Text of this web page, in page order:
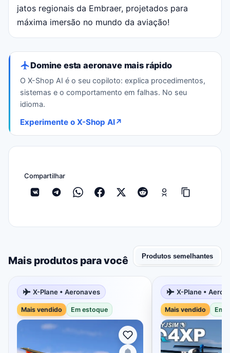
jatos regionais da Embraer, projetados para
máxima imersão no mundo da aviação!
Domine esta aeronave mais rápido
O X-Shop AI é o seu copiloto: explica procedimentos,
sistemas e o comportamento em falhas. No seu
idioma.
Experimente o X-Shop AI↗
Compartilhar
Mais produtos para você Produtos semelhantes
X-Plane • Aeronaves
Mais vendido Em estoque
X-Plane •
Mais vendido Em